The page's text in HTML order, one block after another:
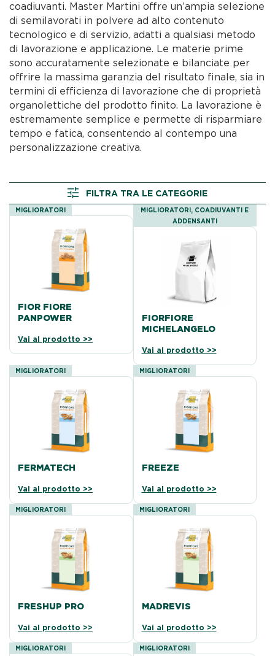
coadiuvanti. Master Martini offre un’ampia selezione
di semilavorati in polvere ad alto contenuto
tecnologico e di servizio, adatti a qualsiasi metodo
di lavorazione e applicazione. Le materie prime
sono accuratamente selezionate e bilanciate per
offrire la massima garanzia del risultato finale, sia in
termini di efficienza di lavorazione che di proprietà
organolettiche del prodotto finito. La lavorazione è
estremamente semplice e permette di risparmiare
tempo e fatica, consentendo al contempo una
personalizzazione creativa.
FILTRA TRA LE CATEGORIE
MIGLIORATORI
FIOR FIORE
PANPOWER
Vai al prodotto >>
MIGLIORATORI, COADIUVANTI E
ADDENSANTI
FIORFIORE
MICHELANGELO
Vai al prodotto >>
MIGLIORATORI
FERMATECH
Vai al prodotto >>
MIGLIORATORI
FREEZE
Vai al prodotto >>
MIGLIORATORI
FRESHUP PRO
Vai al prodotto >>
MIGLIORATORI
MADREVIS
Vai al prodotto >>
MIGLIORATORI MIGLIORATORI